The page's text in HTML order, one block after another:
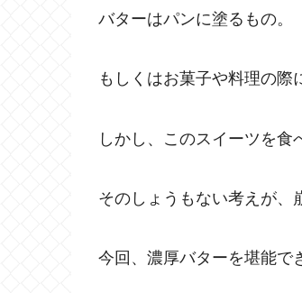
バターはパンに塗るもの。
もしくはお菓子や料理の際
しかし、このスイーツを食
そのしょうもない考えが、
今回、濃厚バターを堪能で